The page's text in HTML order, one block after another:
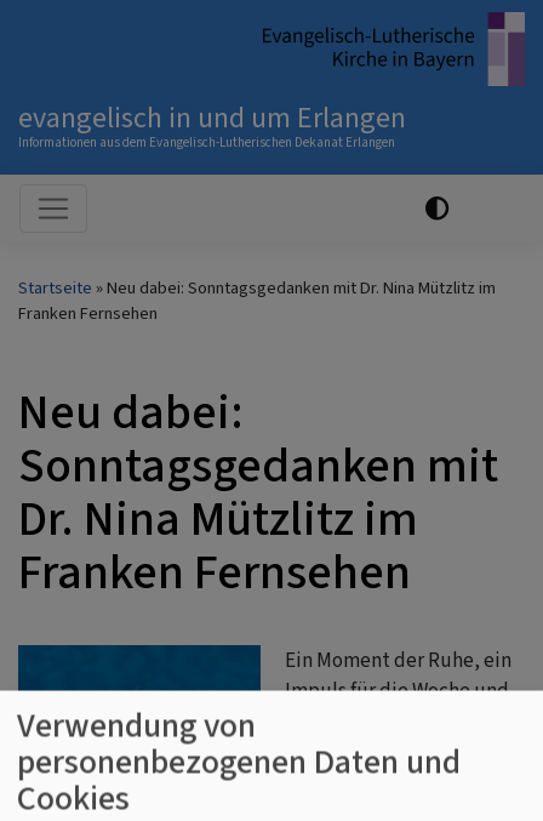
evangelisch in und um Erlangen
Informationen aus dem Evangelisch-Lutherischen Dekanat Erlangen
Hauptnavigation
Startseite
Neu dabei: Sonntagsgedanken mit Dr. Nina Mützlitz im
Franken Fernsehen
Neu dabei:
Sonntagsgedanken mit
Dr. Nina Mützlitz im
Franken Fernsehen
Ein Moment der Ruhe, ein
Impuls für die Woche und
Alltag – das sind die
Sonntagsgedanken im
Verwendung von
personenbezogenen Daten und
Cookies